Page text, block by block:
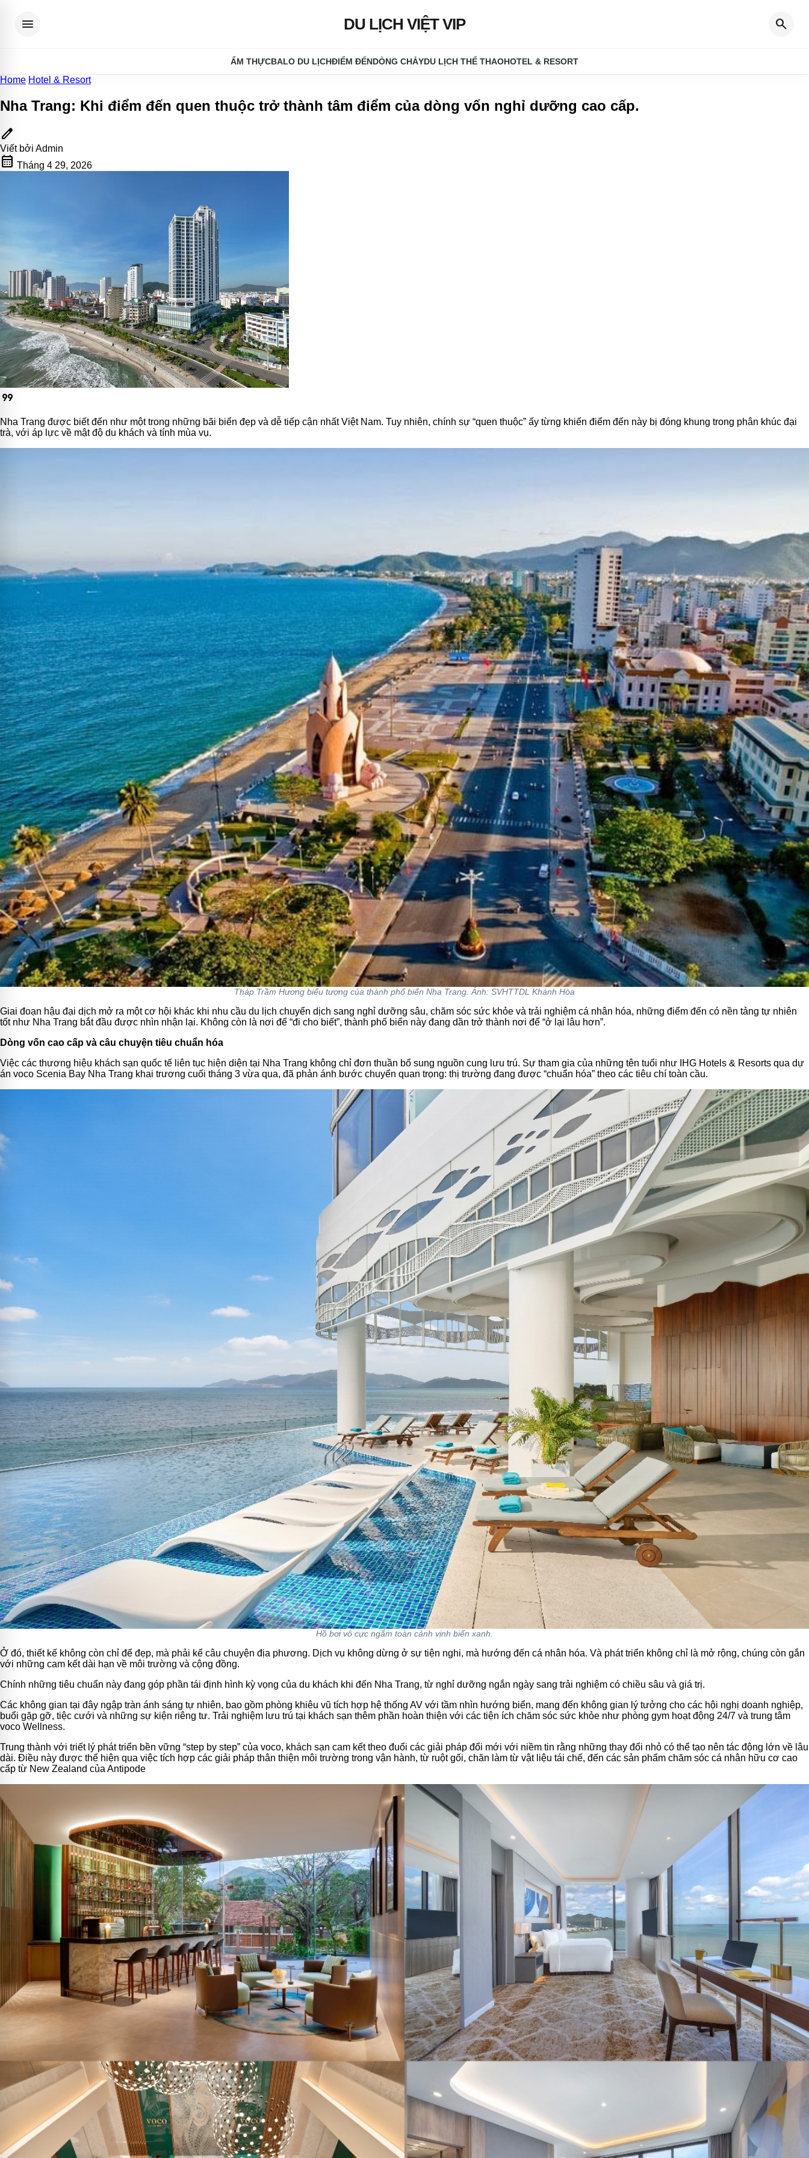
menu DU LỊCH VIỆT VIP search
ẨM THỰC BALO DU LỊCHĐIỂM ĐẾN DÒNG CHẢY DU LỊCH THỂ THAO HOTEL & RESORT
Home Hotel & Resort
Nha Trang: Khi điểm đến quen thuộc trở thành tâm điểm của dòng vốn nghỉ dưỡng cao cấp.
edit
Viết bởi Admin
calendar_month Tháng 4 29, 2026
format_quote
Nha Trang được biết đến như một trong những bãi biển đẹp và dễ tiếp cận nhất Việt Nam. Tuy nhiên, chính sự “quen thuộc” ấy từng khiến điểm đến này bị đóng khung trong phân khúc đại
trà, với áp lực về mật độ du khách và tính mùa vụ.
Tháp Trầm Hương biểu tượng của thành phố biển Nha Trang. Ảnh: SVHTTDL Khánh Hòa
Giai đoạn hậu đại dịch mở ra một cơ hội khác khi nhu cầu du lịch chuyển dịch sang nghỉ dưỡng sâu, chăm sóc sức khỏe và trải nghiệm cá nhân hóa, những điểm đến có nền tảng tự nhiên
tốt như Nha Trang bắt đầu được nhìn nhận lại. Không còn là nơi để “đi cho biết”, thành phố biển này đang dần trở thành nơi để “ở lại lâu hơn”.
Dòng vốn cao cấp và câu chuyện tiêu chuẩn hóa
Việc các thương hiệu khách sạn quốc tế liên tục hiện diện tại Nha Trang không chỉ đơn thuần bổ sung nguồn cung lưu trú. Sự tham gia của những tên tuổi như IHG Hotels & Resorts qua dự
án voco Scenia Bay Nha Trang khai trương cuối tháng 3 vừa qua, đã phản ánh bước chuyển quan trọng: thị trường đang được “chuẩn hóa” theo các tiêu chí toàn cầu.
Hồ bơi vô cực ngắm toàn cảnh vịnh biển xanh.
Ở đó, thiết kế không còn chỉ để đẹp, mà phải kể câu chuyện địa phương. Dịch vụ không dừng ở sự tiện nghi, mà hướng đến cá nhân hóa. Và phát triển không chỉ là mở rộng, chúng còn gắn
với những cam kết dài hạn về môi trường và cộng đồng.
Chính những tiêu chuẩn này đang góp phần tái định hình kỳ vọng của du khách khi đến Nha Trang, từ nghỉ dưỡng ngắn ngày sang trải nghiệm có chiều sâu và giá trị.
Các không gian tại đây ngập tràn ánh sáng tự nhiên, bao gồm phòng khiêu vũ tích hợp hệ thống AV với tầm nhìn hướng biển, mang đến không gian lý tưởng cho các hội nghị doanh nghiệp,
buổi gặp gỡ, tiệc cưới và những sự kiện riêng tư. Trải nghiệm lưu trú tại khách sạn thêm phần hoàn thiện với các tiện ích chăm sóc sức khỏe như phòng gym hoạt động 24/7 và trung tâm
voco Wellness.
Trung thành với triết lý phát triển bền vững “step by step” của voco, khách sạn cam kết theo đuổi các giải pháp đổi mới với niềm tin rằng những thay đổi nhỏ có thể tạo nên tác động lớn về lâu
dài. Điều này được thể hiện qua việc tích hợp các giải pháp thân thiện môi trường trong vận hành, từ ruột gối, chăn làm từ vật liệu tái chế, đến các sản phẩm chăm sóc cá nhân hữu cơ cao
cấp từ New Zealand của Antipode